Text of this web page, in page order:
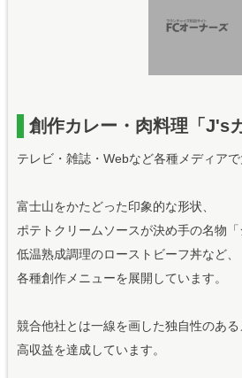
創作カレー・肉料理「J's
テレビ・雑誌・Webなど各種メディアで
富士山をかたどった印象的な形状、
ポテトクリームソースが決め手の名物「
低温熟成調理のローストビーフ丼など、
各種創作メニューを展開しています。
競合他社とは一線を画した独自性のあ
高収益を達成しています。